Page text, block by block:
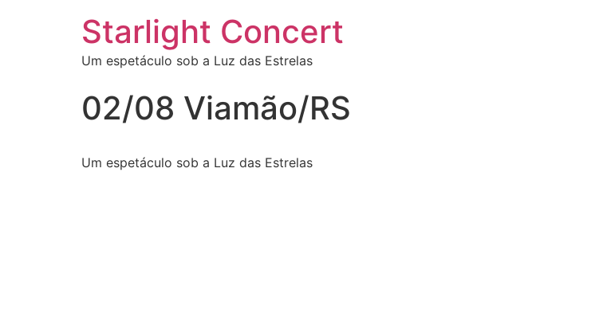
Starlight Concert
Um espetáculo sob a Luz das Estrelas
02/08 Viamão/RS
Um espetáculo sob a Luz das Estrelas